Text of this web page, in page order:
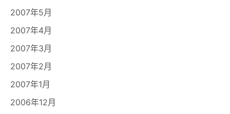
2007年5月
2007年4月
2007年3月
2007年2月
2007年1月
2006年12月